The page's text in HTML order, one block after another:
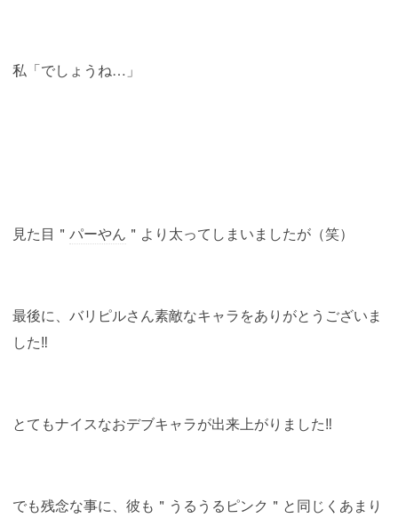
私「でしょうね…」
見た目＂ パーやん ＂より太ってしまいましたが（笑）
最後に、バリピルさん素敵なキャラをありがとうございま
した‼︎
とてもナイスなおデブキャラが出来上がりました‼︎
でも残念な事に、彼も＂うるうるピンク＂と同じくあまり